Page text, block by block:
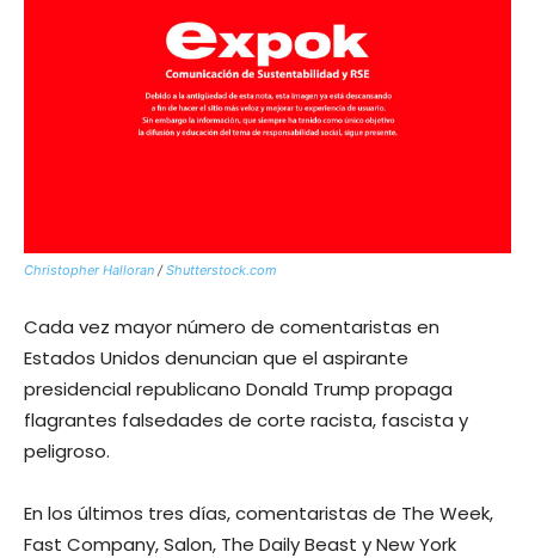
Christopher Halloran /Shutterstock.com
Cada vez mayor número de comentaristas en
Estados Unidos denuncian que el aspirante
presidencial republicano Donald Trump propaga
flagrantes falsedades de corte racista, fascista y
peligroso.
En los últimos tres días, comentaristas de The Week,
Fast Company, Salon, The Daily Beast y New York